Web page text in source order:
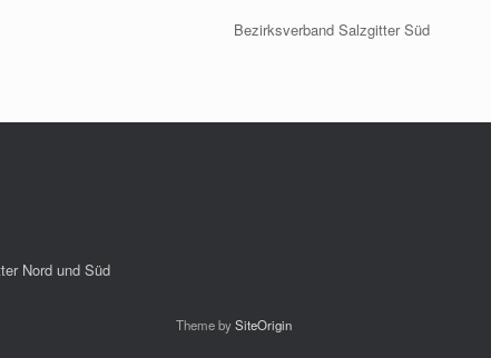
Bezirksverband Salzgitter Süd
Nord und Süd
Theme bySiteOrigin